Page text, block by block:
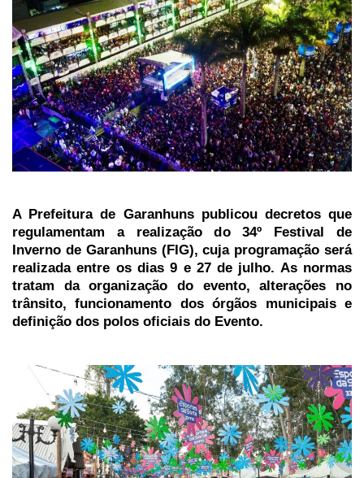
A Prefeitura de Garanhuns publicou decretos que
regulamentam a realização do 34º Festival de
Inverno de Garanhuns (FIG), cuja programação será
realizada entre os dias 9 e 27 de julho. As normas
tratam da organização do evento, alterações no
trânsito, funcionamento dos órgãos municipais e
definição dos polos oficiais do Evento.